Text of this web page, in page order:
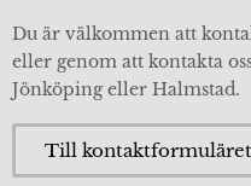
Du är välkommen att
eller genom att kontakta
Jönköping eller Halmstad.
Till kontaktformuläret